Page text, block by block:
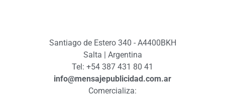
Santiago de Estero 340 - A4400BKH
Salta | Argentina
Tel: +54 387 431 80 41
info@mensajepublicidad.com.ar
Comercializa: